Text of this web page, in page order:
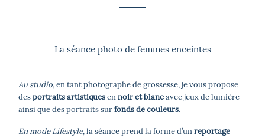
La séance photo de femmes enceintes
Au studio, en tant photographe de grossesse, je vous propose
desportraitsartistiquesennoir et blancavec jeux de lumière
ainsi que des portraits surfonds de couleurs.
En mode Lifestyle, la séance prend la forme d’unreportage